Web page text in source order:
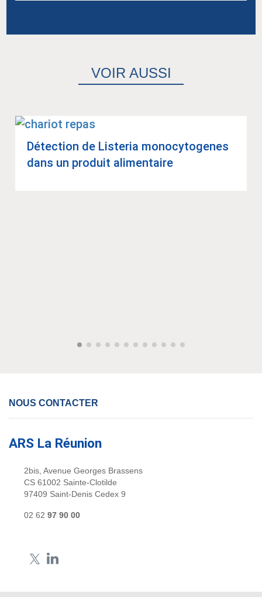
VOIR AUSSI
Détec­tion de Lis­te­ria mono­cy­to­genes
dans un pro­duit ali­men­taire
NOUS CONTACTER
ARS La Réunion
2bis, Avenue Georges Brassens
CS 61002 Sainte-Clotilde
97409 Saint-Denis Cedex 9
02 62 97 90 00